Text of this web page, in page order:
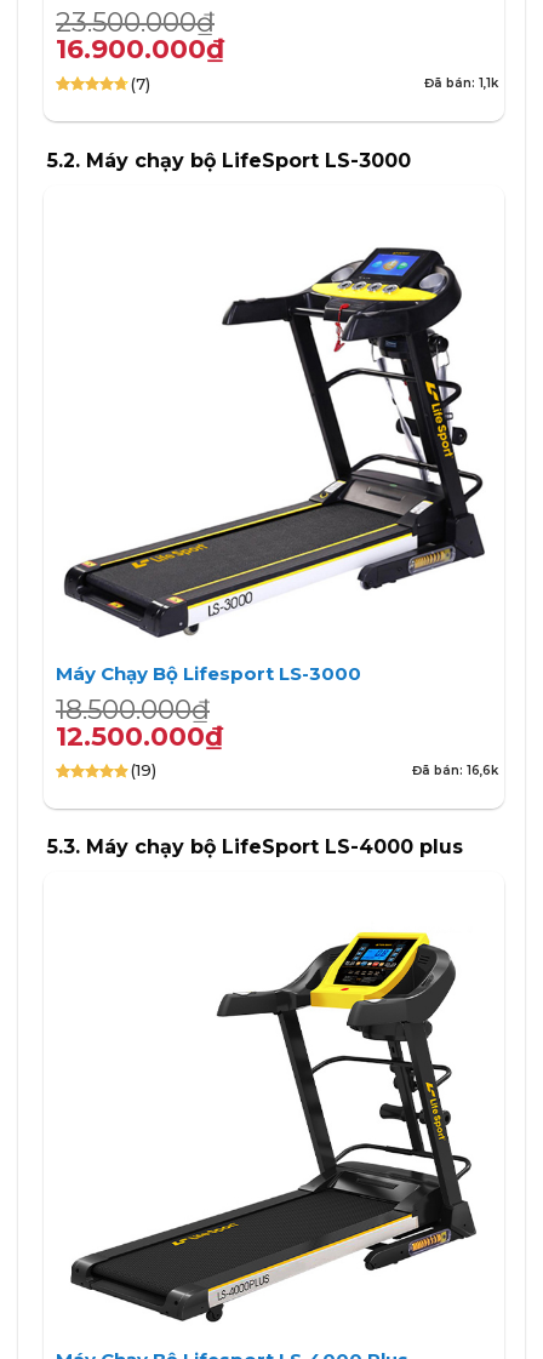
23.500.000₫
Giá
gốc
là:
23.500.000₫.
16.900.000₫
Giá
hiện
tại
là:
16.900.000₫.
dựa trên
(7) Đã bán: 1,1k
5.2. Máy chạy bộ LifeSport LS-3000
Máy Chạy Bộ Lifesport LS-3000
18.500.000₫
Giá
gốc
là:
18.500.000₫.
12.500.000₫
Giá
hiện
tại
là:
12.500.000₫.
dựa trên
(19) Đã bán: 16,6k
5.3. Máy chạy bộ LifeSport LS-4000 plus